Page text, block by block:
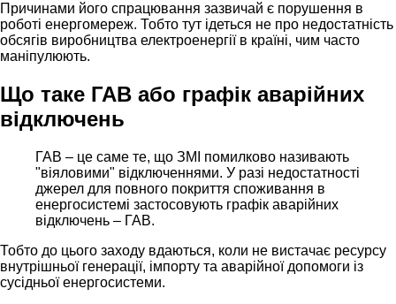
Причинами його спрацювання зазвичай є порушення в
роботі енергомереж. Тобто тут ідеться не про недостатність
обсягів виробництва електроенергії в країні, чим часто
маніпулюють.
Що таке ГАВ або графік аварійних
відключень
ГАВ – це саме те, що ЗМІ помилково називають
"віяловими" відключеннями. У разі недостатності
джерел для повного покриття споживання в
енергосистемі застосовують графік аварійних
відключень – ГАВ.
Тобто до цього заходу вдаються, коли не вистачає ресурсу
внутрішньої генерації, імпорту та аварійної допомоги із
сусідньої енергосистеми.